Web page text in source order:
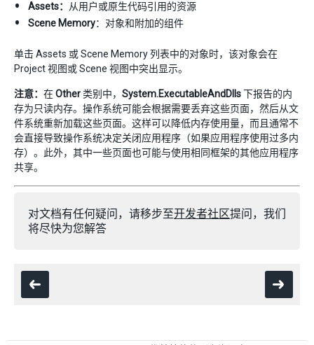
Assets：
从用户或原生代码引用的资源
Scene Memory：对象和附加的组件
单击 Assets 或 Scene Memory 列表中的对象时，该对象会在
Project 视图或 Scene 视图中突出显示。
注意： 在Other 类别中， System.ExecutableAndDlls下报告的内
存为只读内存。操作系统可能会根据需要丢弃这些页面，然后从文
件系统重新加载这些页面。这样可以降低内存使用量，而且通常不
会直接导致操作系统决定关闭应用程序（如果应用程序使用过多内
存）。此外，其中一些页面也可能与使用相同框架的其他应用程序
共享。
对文档有任何疑问，请移步至开发者社区提问，我们
将尽快为您解答